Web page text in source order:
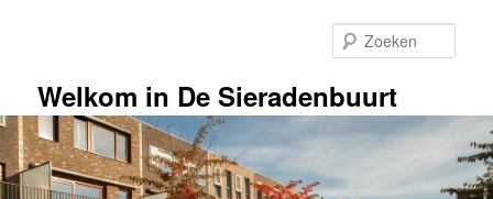
inhoudWelkom in De Sieradenbuurt